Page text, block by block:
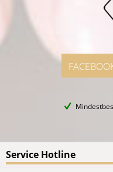
Service Hotline